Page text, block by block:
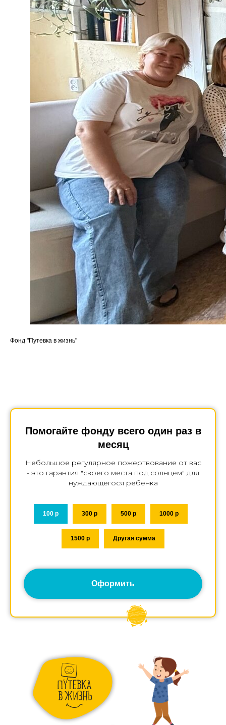
Фонд "Путевка в жизнь"
Помогайте фонду всего один раз в
месяц
Небольшое регулярное пожертвование от вас
- это гарантия "своего места под солнцем" для
нуждающегося ребенка
100 р 300 р 500 р 1000 р
1500 р Другая сумма
Оформить